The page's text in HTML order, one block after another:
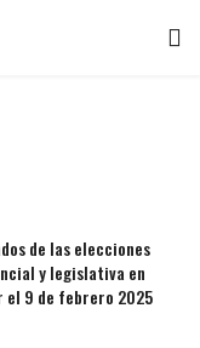
de las elecciones
y legislativa en
el 9 de febrero 2025